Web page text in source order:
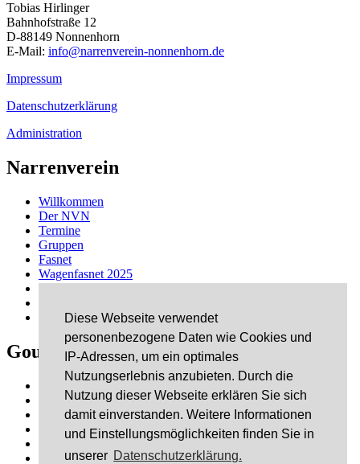
Diese Webseite verwendet
personenbezogene Daten wie Cookies und
IP-Adressen, um ein optimales
Nutzungserlebnis anzubieten. Durch die
Nutzung dieser Webseite erklären Sie sich
damit einverstanden. Weitere Informationen
und Einstellungsmöglichkeiten finden Sie in
unserer Datenschutzerklärung.
Tobias Hirlinger
Bahnhofstraße 12
D-88149 Nonnenhorn
E-Mail: info@narrenverein-nonnenhorn.de
Impressum
Datenschutzerklärung
Administration
Narrenverein
Willkommen
Der NVN
Termine
Gruppen
Fasnet
Wagenfasnet 2025
Kontakt
Gourmet & Dixie
Musik
Gastronomie
Sponsoren
Kontakt